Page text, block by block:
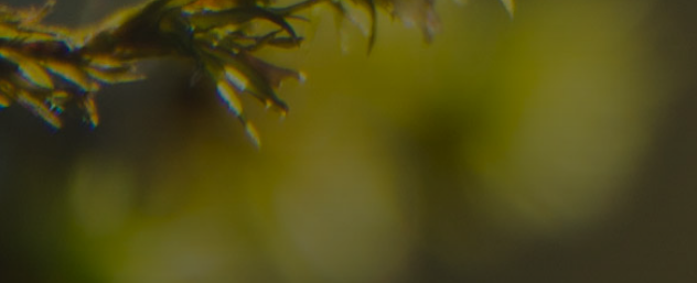
Verificate la disponibilità per la vostra vacanza nelle Dolomiti
07 08